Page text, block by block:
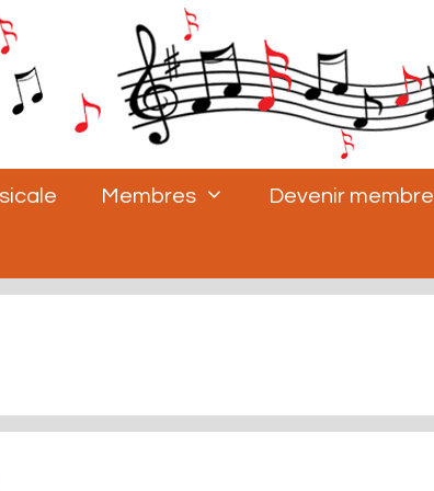
Membres Devenir membre